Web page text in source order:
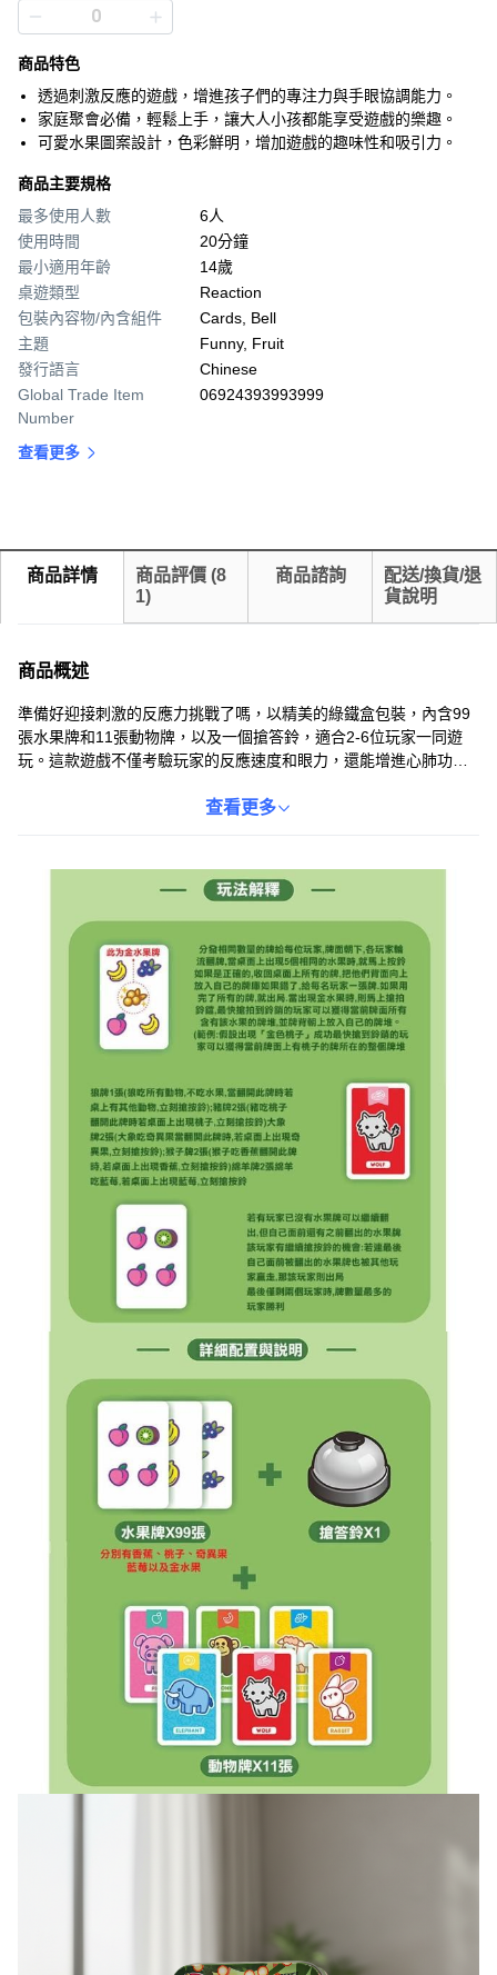
商品特色
透過刺激反應的遊戲，增進孩子們的專注力與手眼協調能力。
家庭聚會必備，輕鬆上手，讓大人小孩都能享受遊戲的樂趣。
可愛水果圖案設計，色彩鮮明，增加遊戲的趣味性和吸引力。
商品主要規格
最多使用人數
6人
使用時間
20分鐘
最小適用年齡
14歲
桌遊類型
Reaction
包裝內容物/內含組件
Cards, Bell
主題
Funny, Fruit
發行語言
Chinese
Global Trade Item
Number
06924393993999
查看更多
商品詳情 商品評價 (8
1)
商品諮詢
配送/換貨/退
貨說明
商品概述
準備好迎接刺激的反應力挑戰了嗎，以精美的綠鐵盒包裝，內含99
張水果牌和11張動物牌，以及一個搶答鈴，適合2-6位玩家一同遊
玩。這款遊戲不僅考驗玩家的反應速度和眼力，還能增進心肺功
讓您和家人朋友在歡笑中度過美好時光。快來挑戰，看看誰是反應
查看更多